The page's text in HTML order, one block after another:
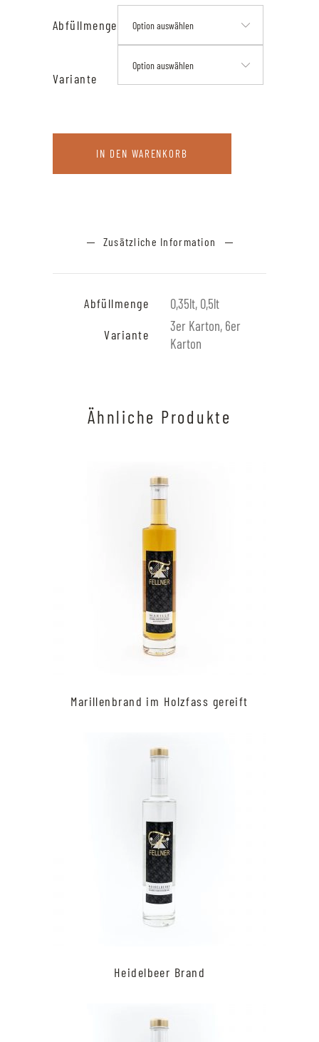
Abfüllmenge Option auswählen
Variante
Option auswählen
IN DEN WARENKORB
Zusätzliche Information
Abfüllmenge 0,35lt, 0,5lt
Variante
3er Karton, 6er
Karton
Ähnliche Produkte
Marillenbrand im Holzfass gereift
Heidelbeer Brand